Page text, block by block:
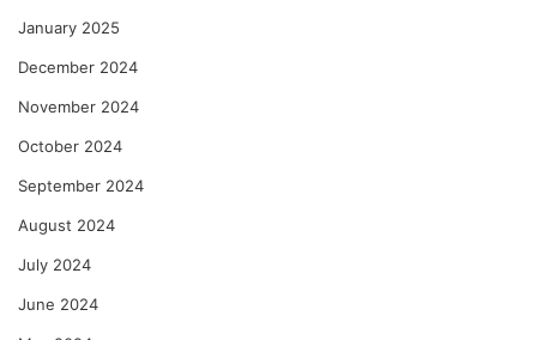
January 2025
December 2024
November 2024
October 2024
September 2024
August 2024
July 2024
June 2024